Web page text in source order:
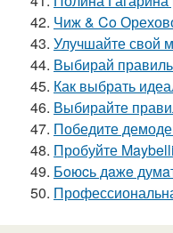
42. Чиж & Co
43. Улучшайте свой
44. Выбирай
45. Как выбрать
46. Выбирайте
47. Победите
48. Пробуйте
49. Бoюcь дaжe
50.